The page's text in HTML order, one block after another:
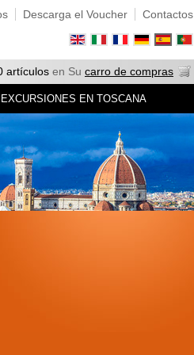
Descarga el Voucher Contactos
artículos en Su carro de compras
EXCURSIONES EN TOSCANA